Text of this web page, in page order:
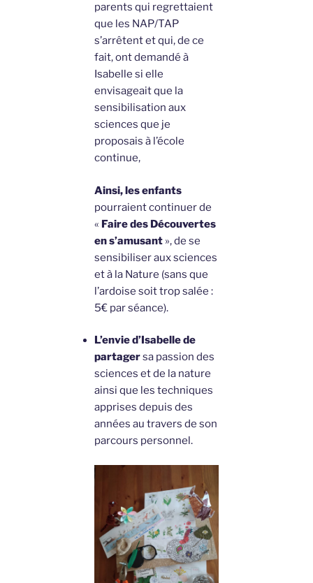
parents qui regrettaient
que les NAP/TAP
s’arrêtent et qui, de ce
fait, ont demandé à
Isabelle si elle
envisageait que la
sensibilisation aux
sciences que je
proposais à l’école
continue,
Ainsi, les enfants
pourraient continuer de
« Faire des Découvertes
en s’amusant », de se
sensibiliser aux sciences
et à la Nature (sans que
l’ardoise soit trop salée :
5€ par séance).
L’envie d’Isabelle de
partagersa passion des
sciences et de la nature
ainsi que les techniques
apprises depuis des
années au travers de son
parcours personnel.